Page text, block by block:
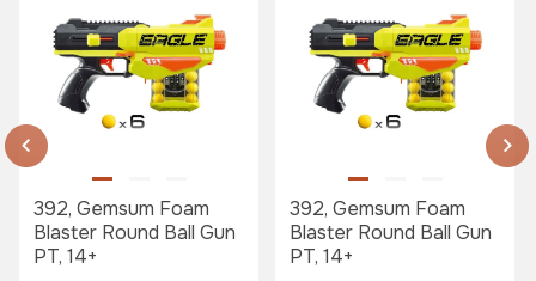
392, Gemsum Foam
Blaster Round Ball Gun
PT, 14+
392, Gemsum Foam
Blaster Round Ball Gun
PT, 14+